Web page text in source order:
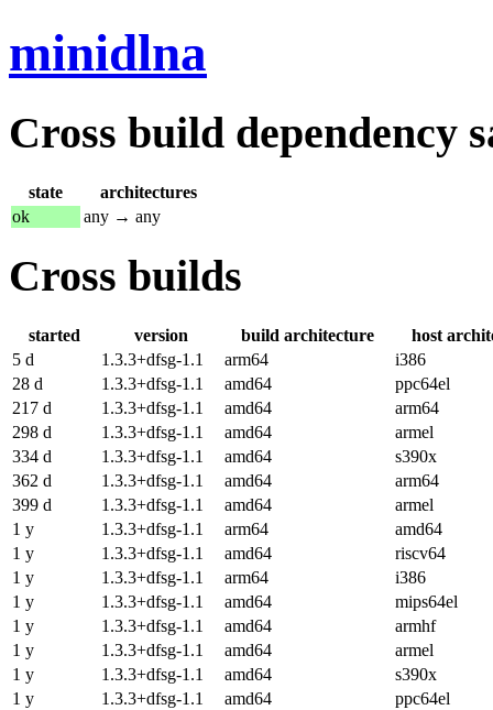
minidlna
Cross build dependency
state
architectures
ok
any → any
Cross builds
started version build architecture
host
5 d
1.3.3+dfsg-1.1 arm64
i386
28 d
1.3.3+dfsg-1.1 amd64
ppc64el
217 d
1.3.3+dfsg-1.1 amd64
arm64
298 d
1.3.3+dfsg-1.1 amd64
armel
334 d
1.3.3+dfsg-1.1 amd64
s390x
362 d
1.3.3+dfsg-1.1 amd64
arm64
399 d
1.3.3+dfsg-1.1 amd64
armel
1 y
1.3.3+dfsg-1.1 arm64
amd64
1 y
1.3.3+dfsg-1.1 amd64
riscv64
1 y
1.3.3+dfsg-1.1 arm64
i386
1 y
1.3.3+dfsg-1.1 amd64
mips64el
1 y
1.3.3+dfsg-1.1 amd64
armhf
1 y
1.3.3+dfsg-1.1 amd64
armel
1 y
1.3.3+dfsg-1.1 amd64
s390x
1 y
1.3.3+dfsg-1.1 amd64
ppc64el